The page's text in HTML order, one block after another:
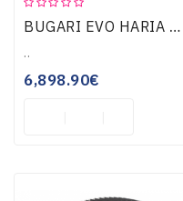
Instrumentos
De
BUGARI EVO HARIA B55 AQUAMARINE
..
6,898.90€